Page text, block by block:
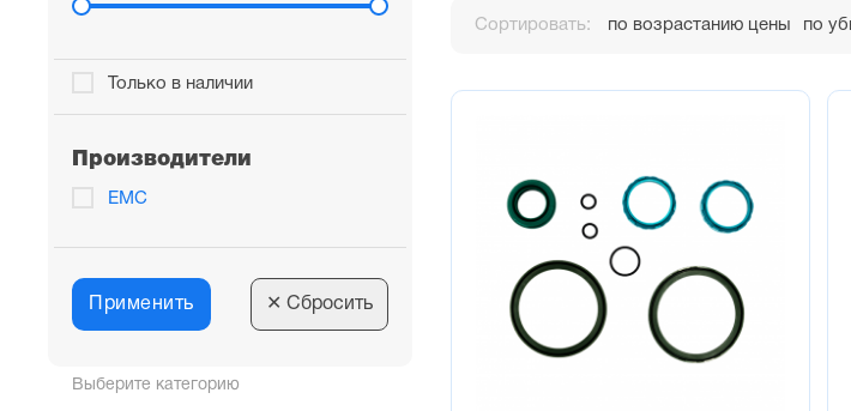
Выберите категорию
Только в наличии
Производители
EMC
Применить ✕ Сбросить
Сортировать: по возрастанию цены по